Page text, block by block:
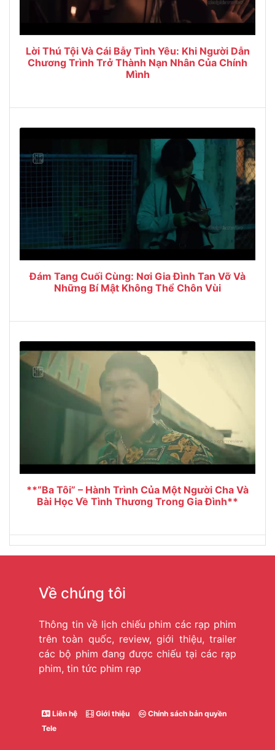
Lời Thú Tội Và Cái Bẫy Tình Yêu: Khi Người Dẫn
Chương Trình Trở Thành Nạn Nhân Của Chính
Mình
Đám Tang Cuối Cùng: Nơi Gia Đình Tan Vỡ Và
Những Bí Mật Không Thể Chôn Vùi
**“Ba Tôi” – Hành Trình Của Một Người Cha Và
Bài Học Về Tình Thương Trong Gia Đình**
Về chúng tôi
Thông tin về lịch chiếu phim các rạp phim
trên toàn quốc, review, giới thiệu, trailer
các bộ phim đang được chiếu tại các rạp
phim, tin tức phim rạp
Liên hệ Giới thiệu
Chính sách bản quyền
Tele